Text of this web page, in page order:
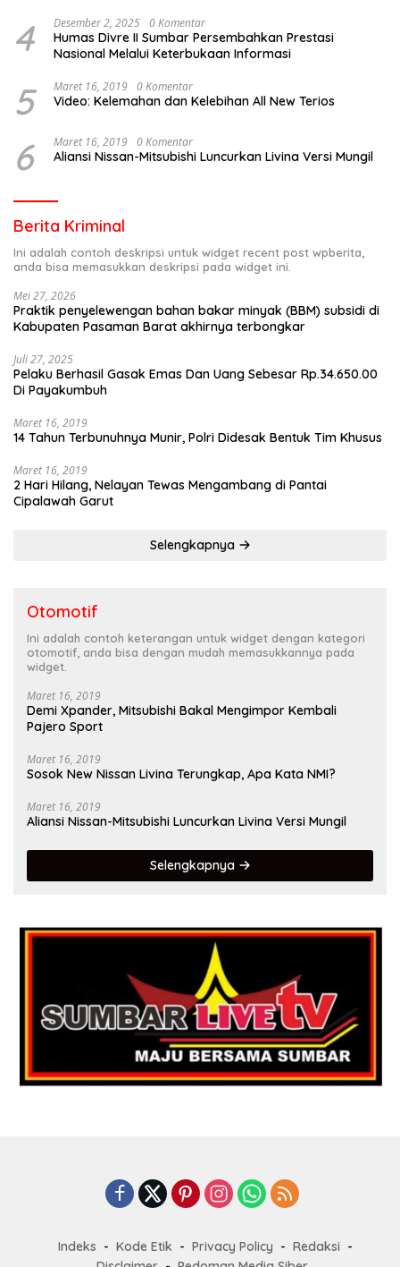
4 Desember 2, 2025 0 Komentar
Humas Divre II Sumbar Persembahkan Prestasi
Nasional Melalui Keterbukaan Informasi
5 Maret 16, 2019 0 Komentar
Video: Kelemahan dan Kelebihan All New Terios
6 Maret 16, 2019 0 Komentar
Aliansi Nissan-Mitsubishi Luncurkan Livina Versi Mungil
Berita Kriminal
Ini adalah contoh deskripsi untuk widget recent post wpberita,
anda bisa memasukkan deskripsi pada widget ini.
Mei 27, 2026
Praktik penyelewengan bahan bakar minyak (BBM) subsidi di
Kabupaten Pasaman Barat akhirnya terbongkar
Juli 27, 2025
Pelaku Berhasil Gasak Emas Dan Uang Sebesar Rp.34.650.00
Di Payakumbuh
Maret 16, 2019
14 Tahun Terbunuhnya Munir, Polri Didesak Bentuk Tim Khusus
Maret 16, 2019
2 Hari Hilang, Nelayan Tewas Mengambang di Pantai
Cipalawah Garut
Selengkapnya
Otomotif
Ini adalah contoh keterangan untuk widget dengan kategori
otomotif, anda bisa dengan mudah memasukkannya pada
widget.
Maret 16, 2019
Demi Xpander, Mitsubishi Bakal Mengimpor Kembali
Pajero Sport
Maret 16, 2019
Sosok New Nissan Livina Terungkap, Apa Kata NMI?
Maret 16, 2019
Aliansi Nissan-Mitsubishi Luncurkan Livina Versi Mungil
Selengkapnya
Indeks Kode Etik Privacy Policy
Redaksi